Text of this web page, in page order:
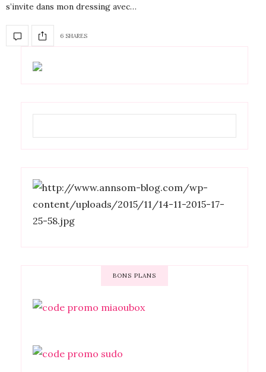
s’invite dans mon dressing avec…
6 SHARES
BONS PLANS